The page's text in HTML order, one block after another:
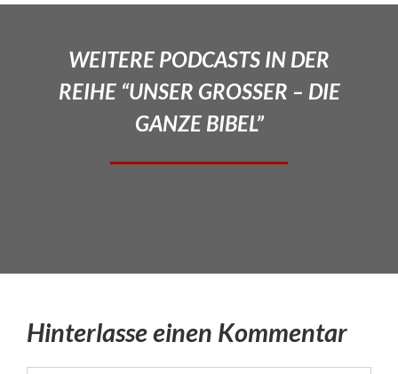
WEITERE PODCASTS IN DER
REIHE “UNSER GROSSER – DIE
GANZE BIBEL”
Hinterlasse einen Kommentar